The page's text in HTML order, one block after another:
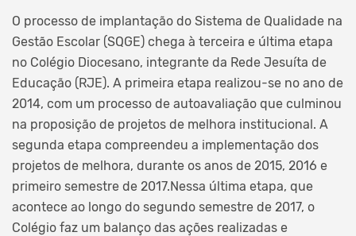
O processo de implantação do Sistema de Qualidade na
Gestão Escolar (SQGE) chega à terceira e última etapa
no Colégio Diocesano, integrante da Rede Jesuíta de
Educação (RJE). A primeira etapa realizou-se no ano de
2014, com um processo de autoavaliação que culminou
na proposição de projetos de melhora institucional. A
segunda etapa compreendeu a implementação dos
projetos de melhora, durante os anos de 2015, 2016 e
primeiro semestre de 2017.Nessa última etapa, que
acontece ao longo do segundo semestre de 2017, o
Colégio faz um balanço das ações realizadas e